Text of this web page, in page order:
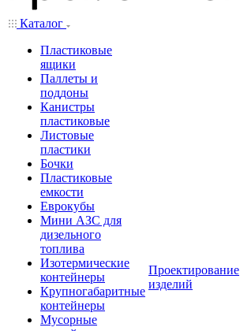
Каталог
Пластиковые
ящики
Паллеты и
поддоны
Канистры
пластиковые
Листовые
пластики
Бочки
Пластиковые
емкости
Еврокубы
Мини АЗС для
дизельного
топлива
Изотермические
контейнеры
Крупногабаритные
контейнеры
Мусорные
Проектирование
изделий